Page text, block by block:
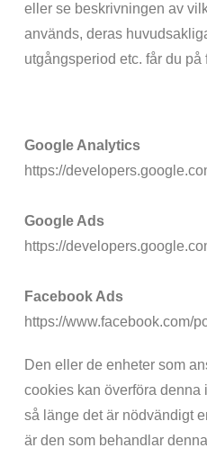
eller se beskrivningen av
används, deras
utgångsperiod etc. får du på
Google Analytics
https://
Google Ads
https://
Facebook Ads
https://www.facebook.com/
Den eller de enheter som
cookies kan överföra denna
så länge det är nödvändigt
är den som behandlar